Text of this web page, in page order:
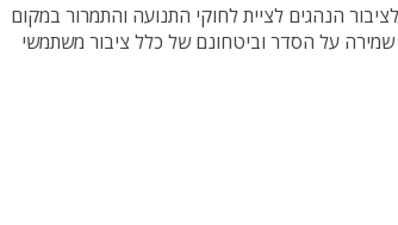
הנהגים לציית לחוקי התנועה והתמרור במקום
על הסדר וביטחונם של כלל ציבור משתמשי